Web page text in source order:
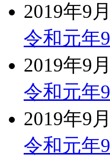
2019年9
令和元年
2019年9
令和元年
2019年9
令和元年